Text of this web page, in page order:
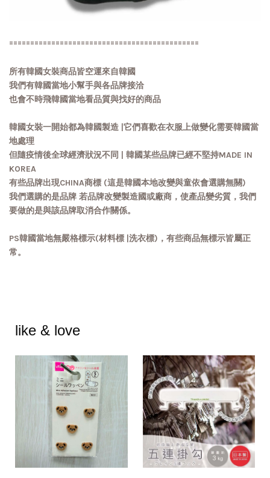
=============================================
所有韓國女裝商品皆空運來自韓國
我們有韓國當地小幫手與各品牌接洽
也會不時飛韓國當地看品質與找好的商品
韓國女裝一開始都為韓國製造 |它們喜歡在衣服上做變化需要韓國當
地處理
但隨疫情後全球經濟狀況不同 | 韓國某些品牌已經不堅持MADE IN
KOREA
有些品牌出現CHINA商標 (這是韓國本地改變與童依會選購無關)
我們選購的是品牌 若品牌改變製造國或廠商，使產品變劣質，我們
要做的是與該品牌取消合作關係。
PS韓國當地無嚴格標示(材料標 |洗衣標)，有些商品無標示皆屬正
常。
like & love